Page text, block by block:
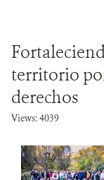
territorio
derechos
Views: 4039